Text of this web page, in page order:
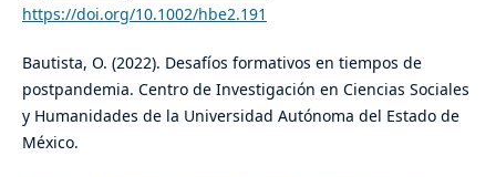
https://doi.org/10.1002/hbe2.191
Bautista, O. (2022). Desafíos formativos en tiempos de
postpandemia. Centro de Investigación en Ciencias Sociales
y Humanidades de la Universidad Autónoma del Estado de
México.